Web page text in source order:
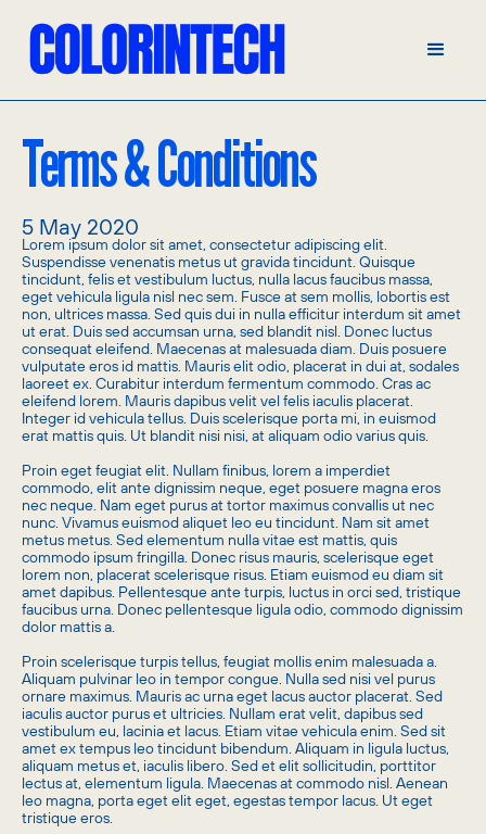
Terms & Conditions
5 May 2020
Lorem ipsum dolor sit amet, consectetur adipiscing elit.
Suspendisse venenatis metus ut gravida tincidunt. Quisque
tincidunt, felis et vestibulum luctus, nulla lacus faucibus massa,
eget vehicula ligula nisl nec sem. Fusce at sem mollis, lobortis est
non, ultrices massa. Sed quis dui in nulla efficitur interdum sit amet
ut erat. Duis sed accumsan urna, sed blandit nisl. Donec luctus
consequat eleifend. Maecenas at malesuada diam. Duis posuere
vulputate eros id mattis. Mauris elit odio, placerat in dui at, sodales
laoreet ex. Curabitur interdum fermentum commodo. Cras ac
eleifend lorem. Mauris dapibus velit vel felis iaculis placerat.
Integer id vehicula tellus. Duis scelerisque porta mi, in euismod
erat mattis quis. Ut blandit nisi nisi, at aliquam odio varius quis.
Proin eget feugiat elit. Nullam finibus, lorem a imperdiet
commodo, elit ante dignissim neque, eget posuere magna eros
nec neque. Nam eget purus at tortor maximus convallis ut nec
nunc. Vivamus euismod aliquet leo eu tincidunt. Nam sit amet
metus metus. Sed elementum nulla vitae est mattis, quis
commodo ipsum fringilla. Donec risus mauris, scelerisque eget
lorem non, placerat scelerisque risus. Etiam euismod eu diam sit
amet dapibus. Pellentesque ante turpis, luctus in orci sed, tristique
faucibus urna. Donec pellentesque ligula odio, commodo dignissim
dolor mattis a.
Proin scelerisque turpis tellus, feugiat mollis enim malesuada a.
Aliquam pulvinar leo in tempor congue. Nulla sed nisi vel purus
ornare maximus. Mauris ac urna eget lacus auctor placerat. Sed
iaculis auctor purus et ultricies. Nullam erat velit, dapibus sed
vestibulum eu, lacinia et lacus. Etiam vitae vehicula enim. Sed sit
amet ex tempus leo tincidunt bibendum. Aliquam in ligula luctus,
aliquam metus et, iaculis libero. Sed et elit sollicitudin, porttitor
lectus at, elementum ligula. Maecenas at commodo nisl. Aenean
leo magna, porta eget elit eget, egestas tempor lacus. Ut eget
tristique eros.